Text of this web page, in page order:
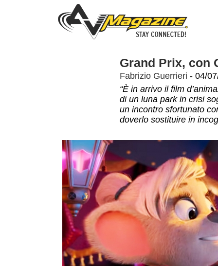
Grand Prix, con
Fabrizio Guerrieri - 04/
“È in arrivo il film
di un luna park in crisi
un incontro sfortunato
doverlo sostituire in